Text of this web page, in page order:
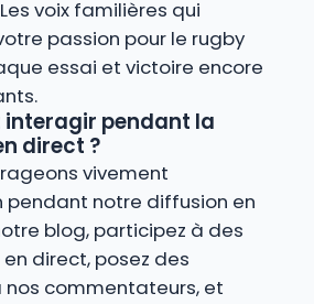
voix familières qui
passion pour le rugby
essai et victoire encore
pendant la
direct ?
vivement
pendant notre diffusion en
blog, participez à des
direct, posez des
nos commentateurs, et